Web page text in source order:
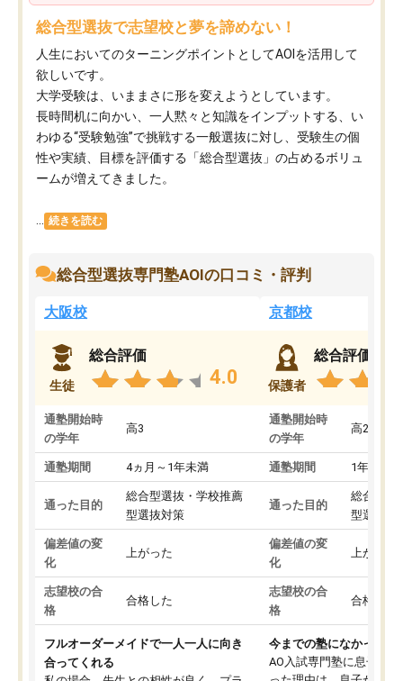
総合型選抜で志望校と夢を諦めない！
人生においてのターニングポイントとしてAOIを活用して
欲しいです。
大学受験は、いままさに形を変えようとしています。
長時間机に向かい、一人黙々と知識をインプットする、い
わゆる“受験勉強”で挑戦する一般選抜に対し、受験生の個
性や実績、目標を評価する「総合型選抜」の占めるボリュ
ームが増えてきました。
続きを読む
総合型選抜専門塾AOIの口コミ・評判
大阪校
生徒
総合評価
4.0
通塾開始時
の学年
高3
通塾期間 4ヵ月～1年未満
通った目的
総合型選抜・学校推薦
型選抜対策
偏差値の変
化
上がった
志望校の合
格
合格した
フルオーダーメイドで一人一人に向き
合ってくれる
京都校
保護者
総合評価
通塾開始時
の学年
高2
通塾期間 1年以上
通った目的
総合型選
型選抜対
偏差値の変
化
上がった
志望校の合
格
合格した
今までの塾になかった
AO入試専門塾に息子を